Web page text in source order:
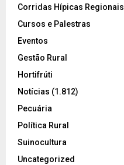
Corridas Hípicas Regionais
Cursos e Palestras
Eventos
Gestão Rural
Hortifrúti
Notícias (1.812)
Pecuária
Política Rural
Suinocultura
Uncategorized